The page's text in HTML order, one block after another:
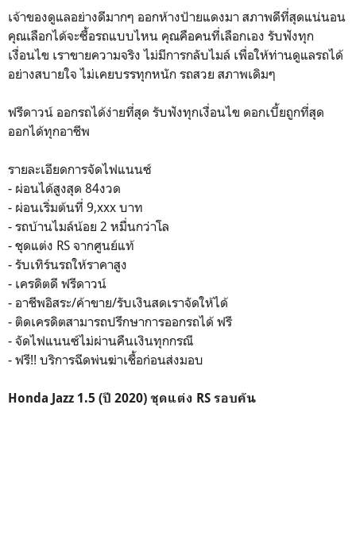
เจ้าของดูแลอย่างดีมากๆ ออกห้างป้ายแดงมา สภาพดีที่สุดแน่นอน
คุณเลือกได้จะซื้อรถแบบไหน คุณคือคนที่เลือกเอง รับฟังทุก
เงื่อนไข เราขายความจริง ไม่มีการกลับไมล์ เพื่อให้ท่านดูแลรถได้
อย่างสบายใจ ไม่เคยบรรทุกหนัก รถสวย สภาพเดิมๆ
ฟรีดาวน์ ออกรถได้ง่ายที่สุด รับฟังทุกเงื่อนไข ดอกเบี้ยถูกที่สุด
ออกได้ทุกอาชีพ
รายละเอียดการจัดไฟแนนซ์
- ผ่อนได้สูงสุด 84งวด
- ผ่อนเริ่มต้นที่ 9,xxx บาท
- รถบ้านไมล์น้อย 2 หมื่นกว่าโล
- ชุดแต่ง RS จากศูนย์แท้
- รับเทิร์นรถให้ราคาสูง
- เครดิตดี ฟรีดาวน์
- อาชีพอิสระ/ค้าขาย/รับเงินสดเราจัดให้ได้
- ติดเครดิตสามารถปรึกษาการออกรถได้ ฟรี
- จัดไฟแนนซ์ไม่ผ่านคืนเงินทุกกรณี
- ฟรี!! บริการฉีดพ่นฆ่าเชื้อก่อนส่งมอบ
Honda Jazz 1.5 (ปี 2020) ชุดแต่ง RS รอบคัน